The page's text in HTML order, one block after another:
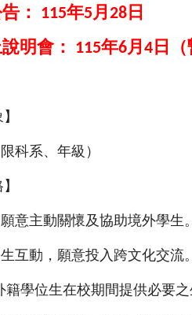
：
115年5 月 28 日
明會：
115年6月 4 日（
科系、年級）
意主動關懷及協助境外學生。
互動，願意投入跨文化交流。
籍學位生在校期間提供必要之